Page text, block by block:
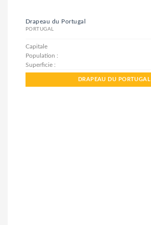
Drapeau du Portugal
PORTUGAL
Capitale
Population :
Superficie :
DRAPEAU DU PORTUGAL